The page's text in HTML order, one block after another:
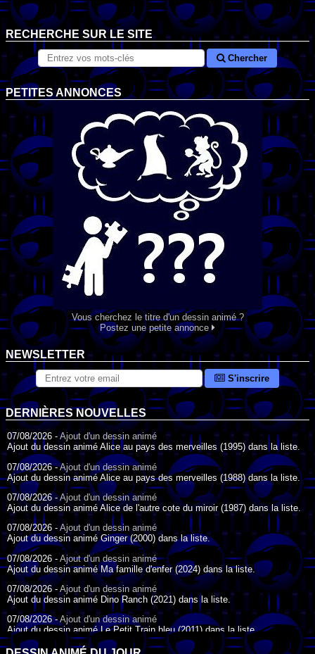
RECHERCHE SUR LE SITE
Chercher
PETITES ANNONCES
Vous cherchez le titre d'un dessin animé ?
Postez une petite annonce
NEWSLETTER
S'inscrire
DERNIÈRES NOUVELLES
07/08/2026 -Ajout d'un dessin animé
Ajout du dessin animé Alice au pays des merveilles (1995) dans la liste.
07/08/2026 -Ajout d'un dessin animé
Ajout du dessin animé Alice au pays des merveilles (1988) dans la liste.
07/08/2026 -Ajout d'un dessin animé
Ajout du dessin animé Alice de l'autre cote du miroir (1987) dans la liste.
07/08/2026 - Ajout d'un dessin animé
Ajout du dessin animé Ginger (2000) dans la liste.
07/08/2026 - Ajout d'un dessin animé
Ajout du dessin animé Ma famille d'enfer (2024) dans la liste.
07/08/2026 - Ajout d'un dessin animé
Ajout du dessin animé Dino Ranch (2021) dans la liste.
07/08/2026 -Ajout d'un dessin animé
Ajout du dessin animé Le Petit Train bleu (2011) dans la liste.
07/08/2026 - Ajout d'un dessin animé